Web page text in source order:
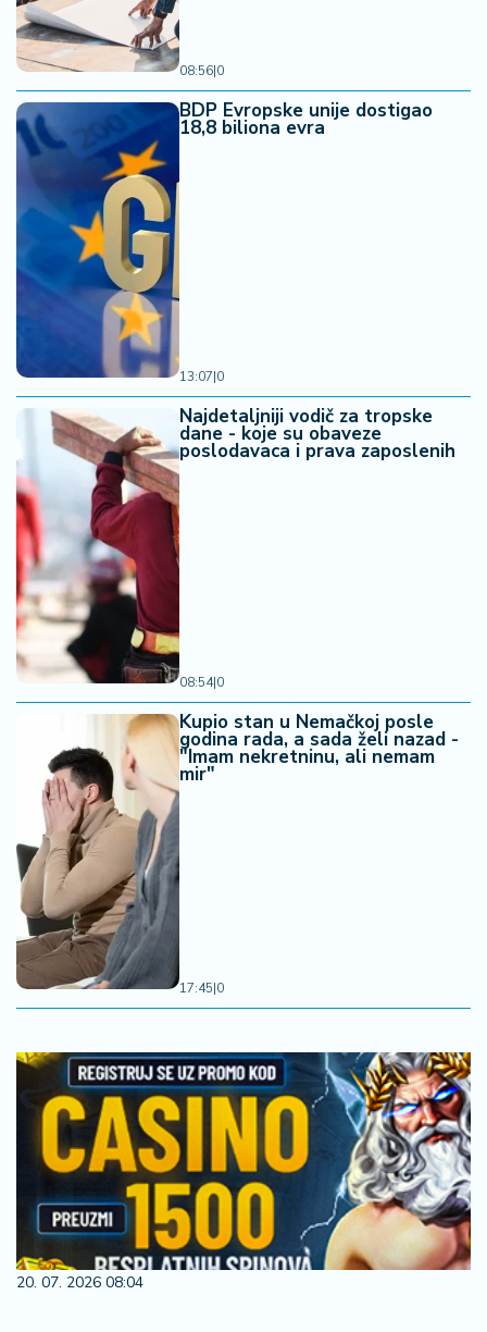
08:56|0
BDP Evropske unije dostigao
18,8 biliona evra
13:07|0
Najdetaljniji vodič za tropske
dane - koje su obaveze
poslodavaca i prava zaposlenih
08:54|0
Kupio stan u Nemačkoj posle
godina rada, a sada želi nazad -
"Imam nekretninu, ali nemam
mir"
17:45|0
20. 07. 2026 08:04